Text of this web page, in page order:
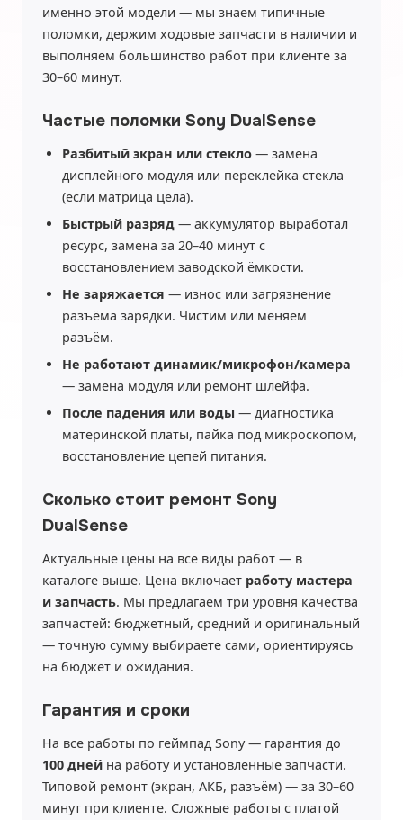
именно этой модели — мы знаем типичные
поломки, держим ходовые запчасти в наличии и
выполняем большинство работ при клиенте за
30–60 минут.
Частые поломки Sony DualSense
Разбитый экран или стекло — замена
дисплейного модуля или переклейка стекла
(если матрица цела).
Быстрый разряд — аккумулятор выработал
ресурс, замена за 20–40 минут с
восстановлением заводской ёмкости.
Не заряжается — износ или загрязнение
разъёма зарядки. Чистим или меняем
разъём.
Не работают динамик/микрофон/камера
— замена модуля или ремонт шлейфа.
После падения или воды — диагностика
материнской платы, пайка под микроскопом,
восстановление цепей питания.
Сколько стоит ремонт Sony
DualSense
Актуальные цены на все виды работ — в
каталоге выше. Цена включает работу мастера
и запчасть. Мы предлагаем три уровня качества
запчастей: бюджетный, средний и оригинальный
— точную сумму выбираете сами, ориентируясь
на бюджет и ожидания.
Гарантия и сроки
На все работы по геймпад Sony — гарантия до
100 дней на работу и установленные запчасти.
Типовой ремонт (экран, АКБ, разъём) — за 30–60
минут при клиенте. Сложные работы с платой